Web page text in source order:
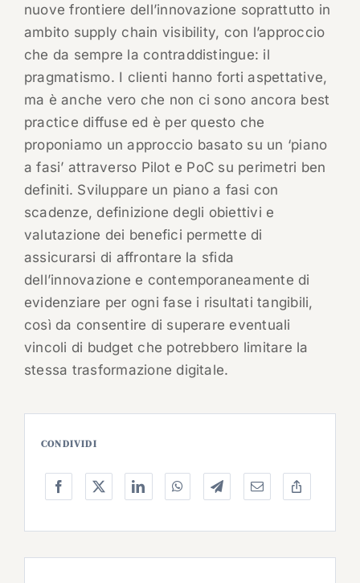
nuove frontiere dell’innovazione soprattutto in
ambito supply chain visibility, con l’approccio
che da sempre la contraddistingue: il
pragmatismo. I clienti hanno forti aspettative,
ma è anche vero che non ci sono ancora best
practice diffuse ed è per questo che
proponiamo un approccio basato su un ‘piano
a fasi’ attraverso Pilot e PoC su perimetri ben
definiti. Sviluppare un piano a fasi con
scadenze, definizione degli obiettivi e
valutazione dei benefici permette di
assicurarsi di affrontare la sfida
dell’innovazione e contemporaneamente di
evidenziare per ogni fase i risultati tangibili,
così da consentire di superare eventuali
vincoli di budget che potrebbero limitare la
stessa trasformazione digitale.
CONDIVIDI